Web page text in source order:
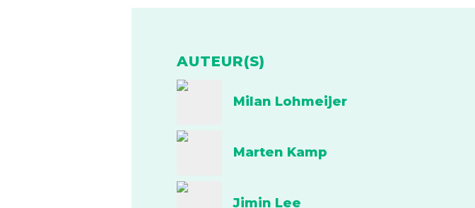
AUTEUR(S)
Milan Lohmeijer
Marten Kamp
Jimin Lee